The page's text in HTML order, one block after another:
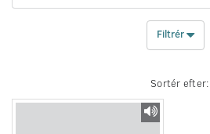
Filtrér
Sortér efter: